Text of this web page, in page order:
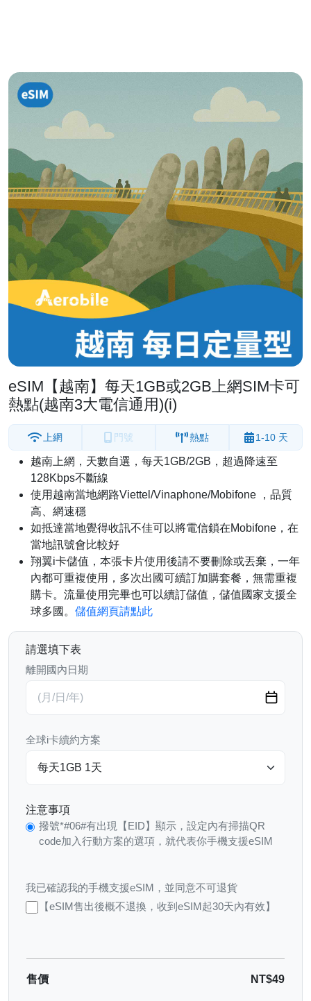
eSIM【越南】每天1GB或2GB上網SIM卡可
熱點(越南3大電信通用)(i)
上網 門號 熱點 1-10 天
越南上網，天數自選，每天1GB/2GB，超過降速至
128Kbps不斷線
使用越南當地網路Viettel/Vinaphone/Mobifone ，品質
高、網速穩
如抵達當地覺得收訊不佳可以將電信鎖在Mobifone，在
當地訊號會比較好
翔翼i卡儲值，本張卡片使用後請不要刪除或丟棄，一年
內都可重複使用，多次出國可續訂加購套餐，無需重複
購卡。流量使用完畢也可以續訂儲值，儲值國家支援全
球多國。 儲值網頁請點此
請選填下表
離開國內日期
全球i卡續約方案
注意事項
撥號*#06#有出現【EID】顯示，設定內有掃描QR
code加入行動方案的選項，就代表你手機支援eSIM
我已確認我的手機支援eSIM，並同意不可退貨
【eSIM售出後概不退換，收到eSIM起30天內有效】
售價 NT$49